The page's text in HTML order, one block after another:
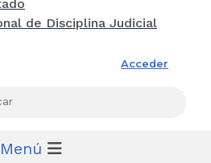
Acceder
Menú